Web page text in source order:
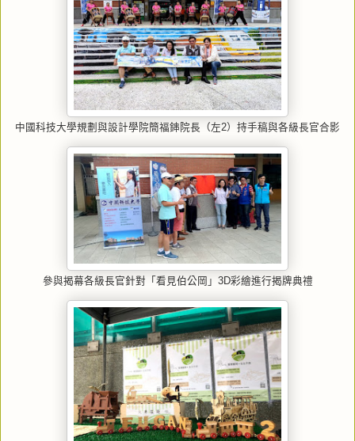
中國科技大學規劃與設計學院簡福鋛院長（左2）持手稿與各級長官合影
參與揭幕各級長官針對「看見伯公岡」3D彩繪進行揭牌典禮